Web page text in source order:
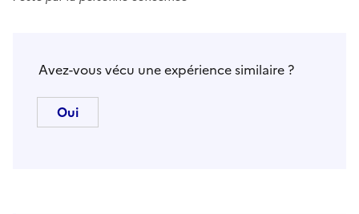
Avez-vous vécu une expérience similaire ?